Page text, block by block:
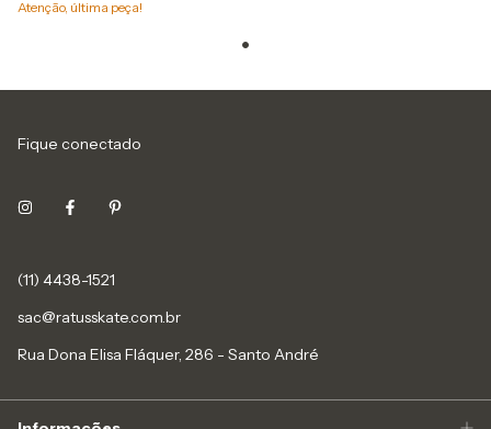
Atenção, última peça!
Fique conectado
(11) 4438-1521
sac@ratusskate.com.br
Rua Dona Elisa Fláquer, 286 - Santo André